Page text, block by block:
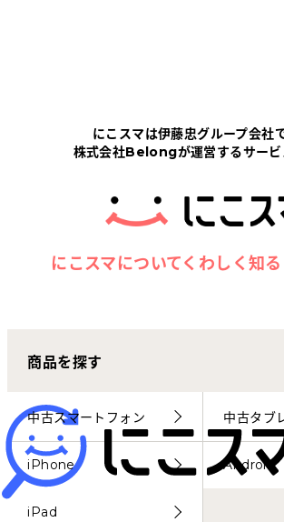
にこスマについて
サポートセンター
お客さまの声
にこスマ通信
マイページ
にこスマは伊藤忠グループ会社
株式会社Belongが運営するサービ
にこスマについてくわしく知る
商品を探す
中古スマートフォン 中古タブ
iPhone Android
iPad